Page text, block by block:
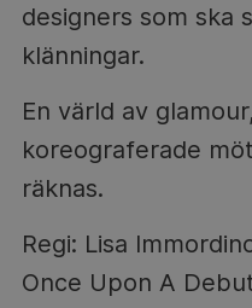
designers som ska
klänningar.
En värld av
koreograferade
räknas.
Regi: Lisa
Once Upon A